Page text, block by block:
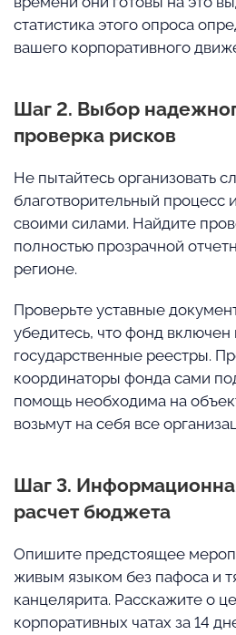
статистика этого опроса
вашего корпоративного
Шаг 2. Выбор
проверка рисков
Не пытайтесь организовать
благотворительный процесс
своими силами. Найдите
полностью прозрачной
регионе.
Проверьте уставные
убедитесь, что фонд
государственные реестры.
координаторы фонда сами
помощь необходима на
возьмут на себя все
Шаг 3.
расчет бюджета
Опишите предстоящее
живым языком без пафоса и
канцелярита. Расскажите о
корпоративных чатах за 14